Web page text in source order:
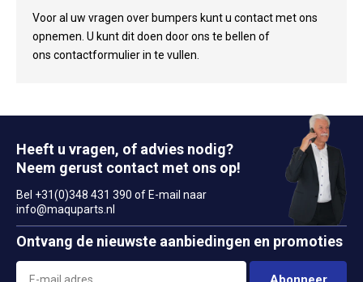
Voor al uw vragen over bumpers kunt u contact met ons
opnemen. U kunt dit doen door ons te bellen of
ons contactformulier in te vullen.
Heeft u vragen, of advies nodig?
Neem gerust contact met ons op!
Bel +31(0)348 431 390 of E-mail naar
info@maquparts.nl
Ontvang de nieuwste aanbiedingen en promoties